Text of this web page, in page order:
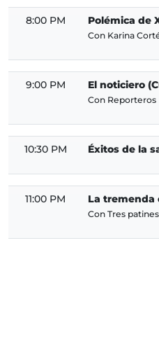
8:00 PM Polémica de
Con Karina
9:00 PM El noticiero
Con Reporteros
10:30 PM Éxitos de la
11:00 PM La tremenda
Con Tres patines